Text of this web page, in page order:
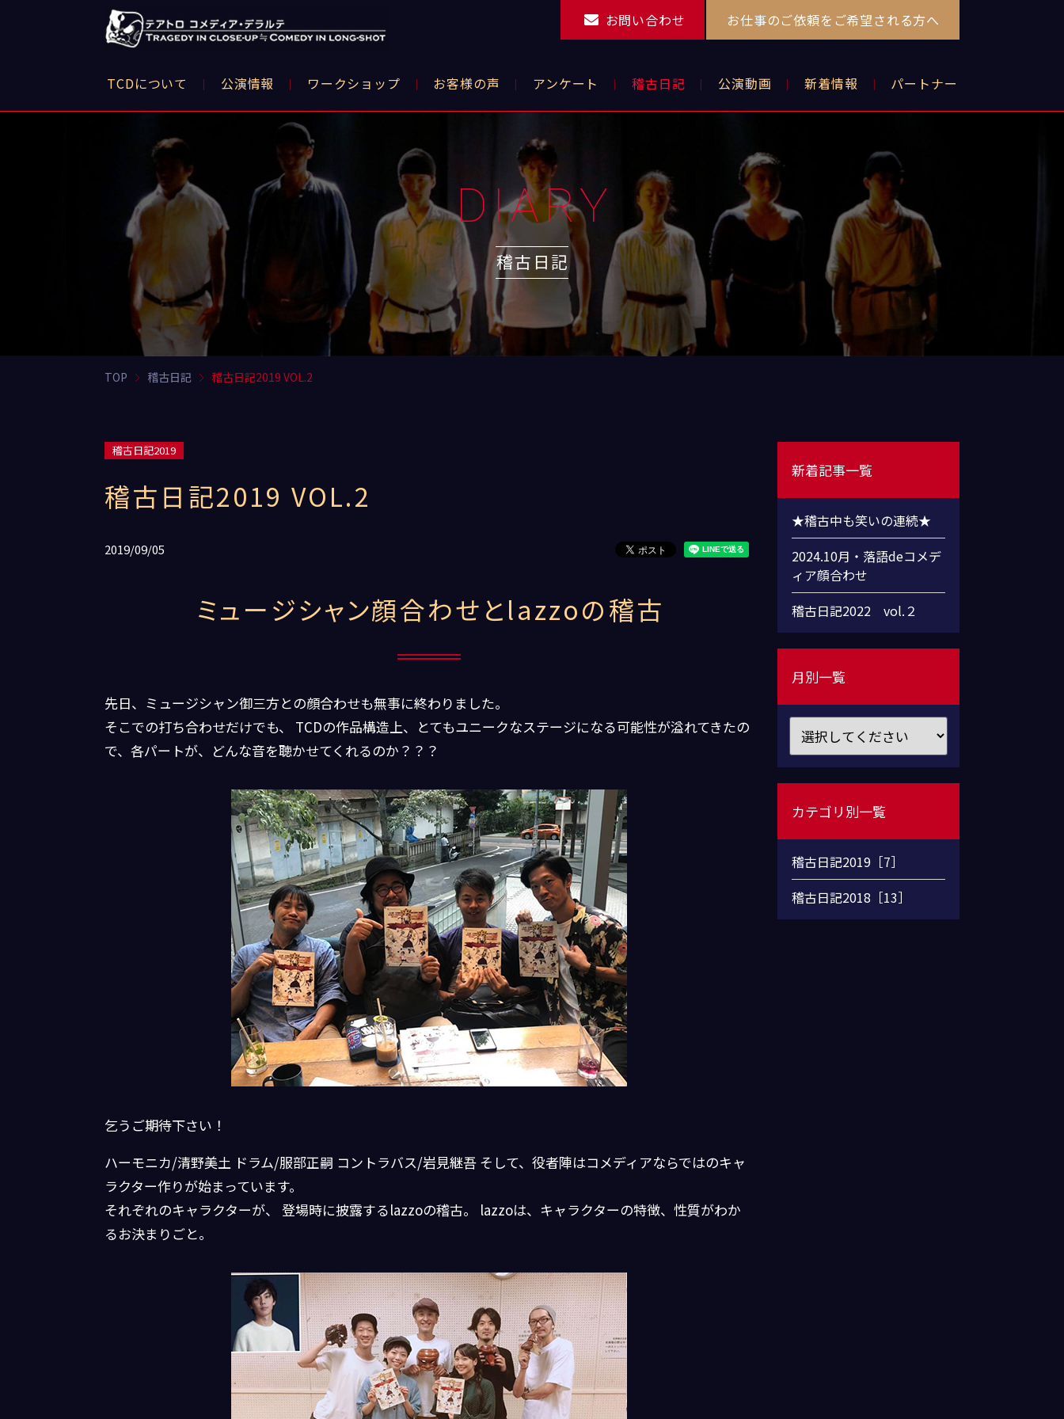
TCDについて 公演情報 ワークショップ お客様の声 アンケート 稽古日記 公演動画 新着情報 パートナー
お問い合わせ お仕事のご依頼をご希望される方へ
DIARY
稽古日記
TOP 稽古日記 稽古日記2019 VOL.2
稽古日記2019
稽古日記2019 VOL.2
2019/09/05
ミュージシャン顔合わせとlazzoの稽古
先日、ミュージシャン御三方との顔合わせも無事に終わりました。
そこでの打ち合わせだけでも、 TCDの作品構造上、とてもユニークなステージになる可能性が溢れてきたの
で、各パートが、どんな音を聴かせてくれるのか？？？
乞うご期待下さい！
ハーモニカ/清野美土 ドラム/服部正嗣 コントラバス/岩見継吾 そして、役者陣はコメディアならではのキャ
ラクター作りが始まっています。
それぞれのキャラクターが、 登場時に披露するlazzoの稽古。 lazzoは、キャラクターの特徴、性質がわか
るお決まりごと。
新着記事一覧
★稽古中も笑いの連続★
2024.10月・落語deコメデ
ィア顔合わせ
稽古日記2022 vol.２
月別一覧
カテゴリ別一覧
稽古日記2019［7］
稽古日記2018［13］